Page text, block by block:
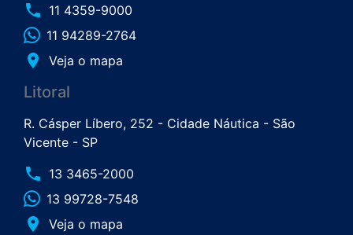
phone 11 4359-9000
11 94289-2764
place Veja o mapa
Litoral
R. Cásper Líbero, 252 - Cidade Náutica - São
Vicente - SP
phone 13 3465-2000
13 99728-7548
place Veja o mapa